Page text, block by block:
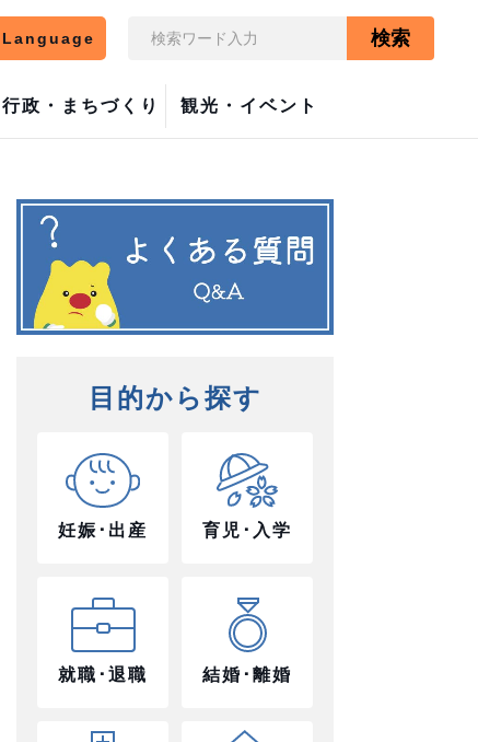
行政・まちづくり 観光・イベント
検索
目的から探す
妊娠･出産 育児･入学
就職･退職 結婚･離婚